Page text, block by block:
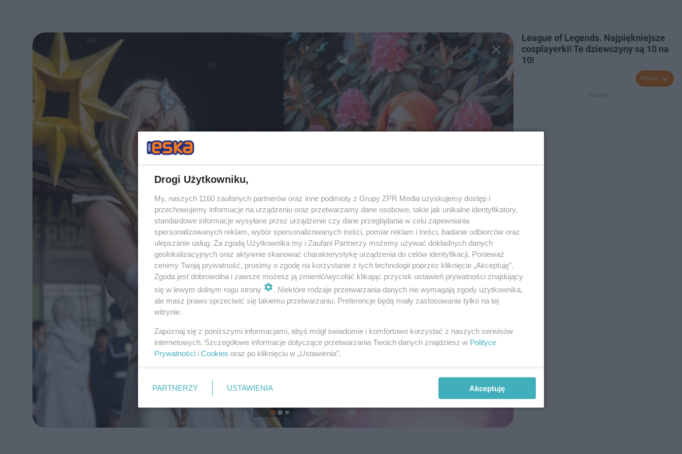
League of Legends. Najpiękniejsze
cosplayerki! Te dziewczyny są 10 na
10!
Rozwiń
Drogi Użytkowniku,
My, naszych 1160 zaufanych partnerów oraz inne podmioty z Grupy ZPR Media uzyskujemy dostęp i
przechowujemy informacje na urządzeniu oraz przetwarzamy dane osobowe, takie jak unikalne identyfikatory,
standardowe informacje wysyłane przez urządzenie czy dane przeglądania w celu zapewniania
spersonalizowanych reklam, wybór spersonalizowanych treści, pomiar reklam i treści, badanie odbiorców oraz
ulepszanie usług. Za zgodą Użytkownika my i Zaufani Partnerzy możemy używać dokładnych danych
geolokalizacyjnych oraz aktywnie skanować charakterystykę urządzenia do celów identyfikacji. Ponieważ
cenimy Twoją prywatność, prosimy o zgodę na korzystanie z tych technologii poprzez kliknięcie „Akceptuję”.
Zgoda jest dobrowolna i zawsze możesz ją zmienić/wycofać klikając przycisk ustawień prywatności znajdujący
się w lewym dolnym rogu strony
. Niektóre rodzaje przetwarzania danych nie wymagają zgody użytkownika,
ale masz prawo sprzeciwić się takiemu przetwarzaniu. Preferencje będą miały zastosowanie tylko na tej
witrynie.
Zapoznaj się z poniższymi informacjami, abyś mógł świadomie i komfortowo korzystać z naszych serwisów
internetowych. Szczegółowe informacje dotyczące przetwarzania Twoich danych znajdziesz w Polityce
Prywatności i Cookies oraz po kliknięciu w „Ustawienia”.
PARTNERZY USTAWIENIA Akceptuję